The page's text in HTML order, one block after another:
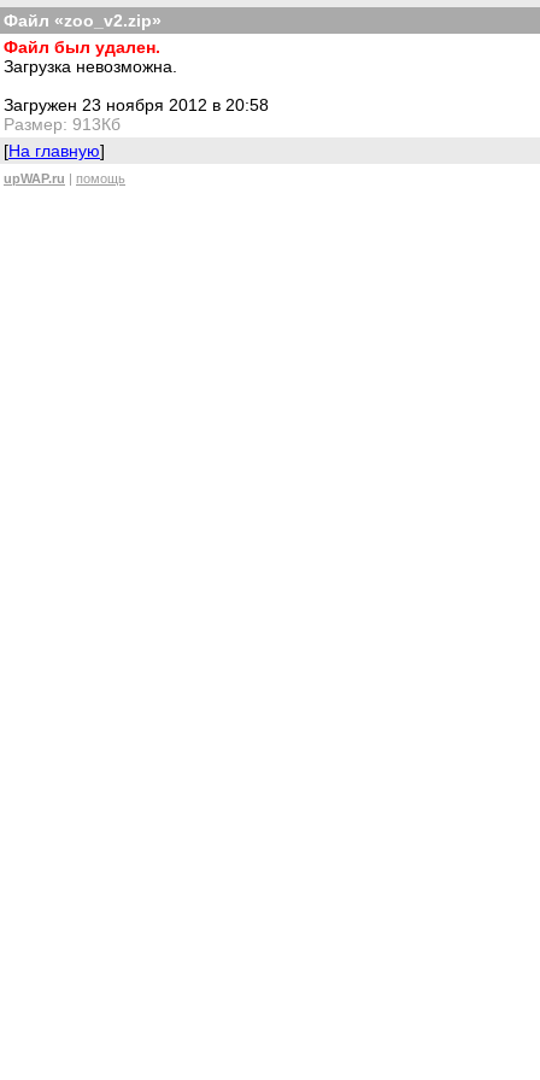
Файл «zoo_v2.zip»
Файл был удален.
Загрузка невозможна.
Загружен 23 ноября 2012 в 20:58
Размер: 913Кб
[На главную]
upWAP.ru | помощь